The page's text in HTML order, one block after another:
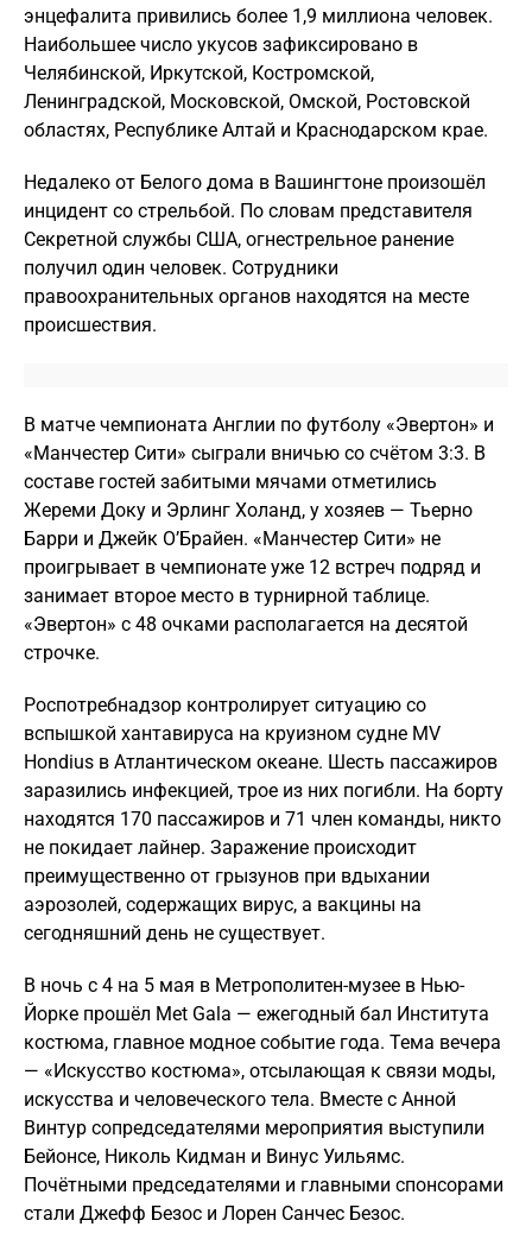
энцефалита привились более 1,9 миллиона человек.
Наибольшее число укусов зафиксировано в
Челябинской, Иркутской, Костромской,
Ленинградской, Московской, Омской, Ростовской
областях, Республике Алтай и Краснодарском крае.
Недалеко от Белого дома в Вашингтоне произошёл
инцидент со стрельбой. По словам представителя
Секретной службы США, огнестрельное ранение
получил один человек. Сотрудники
правоохранительных органов находятся на месте
происшествия.
В матче чемпионата Англии по футболу «Эвертон» и
«Манчестер Сити» сыграли вничью со счётом 3:3. В
составе гостей забитыми мячами отметились
Жереми Доку и Эрлинг Холанд, у хозяев — Тьерно
Барри и Джейк О’Брайен. «Манчестер Сити» не
проигрывает в чемпионате уже 12 встреч подряд и
занимает второе место в турнирной таблице.
«Эвертон» с 48 очками располагается на десятой
строчке.
Роспотребнадзор контролирует ситуацию со
вспышкой хантавируса на круизном судне MV
Hondius в Атлантическом океане. Шесть пассажиров
заразились инфекцией, трое из них погибли. На борту
находятся 170 пассажиров и 71 член команды, никто
не покидает лайнер. Заражение происходит
преимущественно от грызунов при вдыхании
аэрозолей, содержащих вирус, а вакцины на
сегодняшний день не существует.
В ночь с 4 на 5 мая в Метрополитен-музее в Нью-
Йорке прошёл Met Gala — ежегодный бал Института
костюма, главное модное событие года. Тема вечера
— «Искусство костюма», отсылающая к связи моды,
искусства и человеческого тела. Вместе с Анной
Винтур сопредседателями мероприятия выступили
Бейонсе, Николь Кидман и Винус Уильямс.
Почётными председателями и главными спонсорами
стали Джефф Безос и Лорен Санчес Безос.